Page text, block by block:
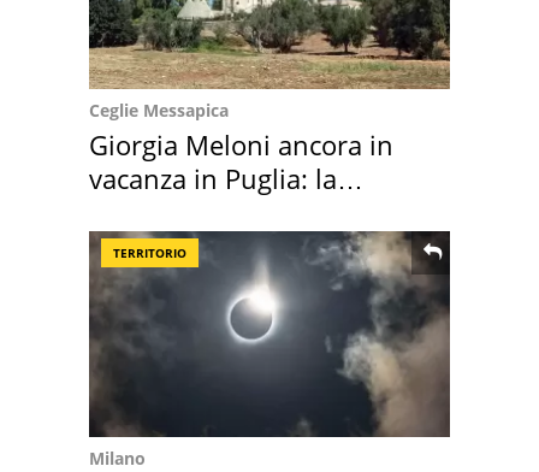
Ceglie Messapica
Giorgia Meloni ancora in
vacanza in Puglia: la
TERRITORIO
Milano